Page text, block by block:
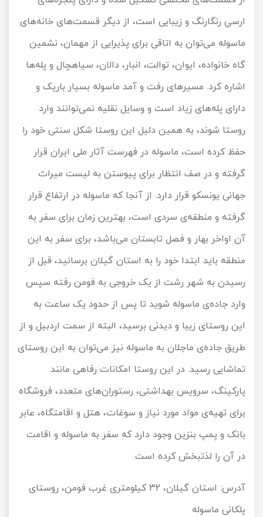
ارسیِ رنگارنگ و زیبایی است، از دیگر قسمت‌های خانه‌های
ماسوله می‌توان به اتاقی برای پذیرایی از مهمان، نشمین
گاه خانواده، ایوان، توالت، انبار، دالان، سیاهچال و پله‌ها
اشاره کرد. مسیرهای رفت و آمد ماسوله بسیار باریک و
دارای پله‌های زیاد است و وسایل نقلیه نمی‌توانند وارد
روستا شوند، به همین دلیل این روستا شکل سنتی خود را
حفظ کرده است، ماسوله در فهرست آثار ملی ایران قرار
گرفته و در صف انتظار برای پیوستن به لیست میراث
جهانی یونسکو قرار دارد. از آنجا که ماسوله در ارتفاع قرار
گرفته و منطقه‌ی سردی است، بهترین زمان برای سفر به
آن اواخر بهار و فصل تابستان می‌باشد، برای سفر به این
منطقه باید ابتدا خود را به استان گیلان برسانید، قبل از
رسیدن به شهر رشت از یک خروجی به فومن رفته سپس
وارد جاده‌ی ماسوله شوید تا پس از حدود یک ساعت به
این روستای زیبا و دیدنی برسید، البته از سمت اردبیل و از
طریق جاده‌ی ماجلان به ماسوله نیز می‌توان به این روستای
تماشایی رسید. در این روستا امکانات رفاهی مانند
پارکینگ، سرویس بهداشتی، رستوران‌های متعدد، فروشگاه
برای تهیه‌ی مواد مورد نیاز و سوغات، هتل و اقامتگاه، عابر
بانک و پمپ بنزین وجود دارد که سفر به ماسوله و اقامت
در آن را لذتبخش کرده است.
آدرس: استان گیلان، 32 کیلومتری غرب فومن، روستای
پلکانی ماسوله